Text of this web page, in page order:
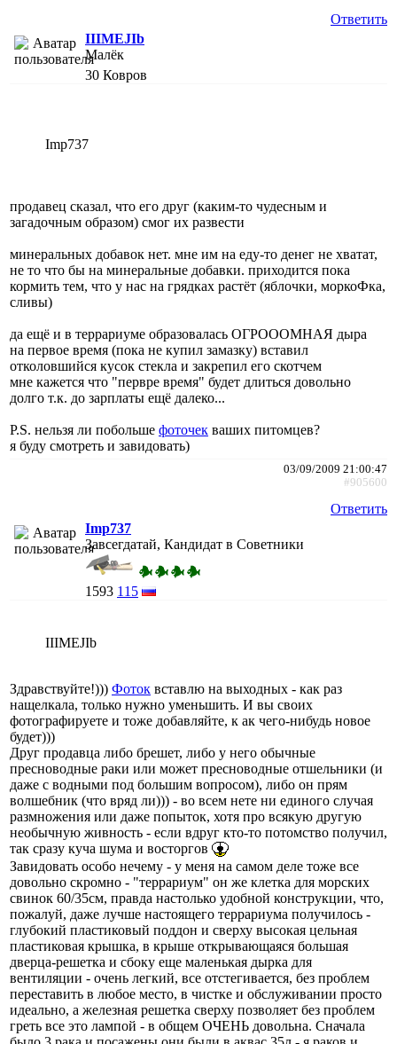
Ответить
IIIMEJIb
Малёк
30 Ковров
Imp737
продавец сказал, что его друг (каким-то чудесным и
загадочным образом) смог их развести
минеральных добавок нет. мне им на еду-то денег не хватат,
не то что бы на минеральные добавки. приходится пока
кормить тем, что у нас на грядках растёт (яблочки, моркоФка,
сливы)
да ещё и в террариуме образовалась ОГРОООМНАЯ дыра
на первое время (пока не купил замазку) вставил
отколовшийся кусок стекла и закрепил его скотчем
мне кажется что "первре время" будет длиться довольно
долго т.к. до зарплаты ещё далеко...
P.S. нельзя ли побольше фоточек ваших питомцев?
я буду смотреть и завидовать)
03/09/2009 21:00:47
#905600
Ответить
Imp737
Завсегдатай, Кандидат в Советники
1593 115
IIIMEJIb
Здравствуйте!))) Фоток вставлю на выходных - как раз
нащелкала, только нужно уменьшить. И вы своих
фотографируете и тоже добавляйте, к ак чего-нибудь новое
будет)))
Друг продавца либо брешет, либо у него обычные
пресноводные раки или может пресноводные отшельники (и
даже с водными под большим вопросом), либо он прям
волшебник (что вряд ли))) - во всем нете ни единого случая
размножения или даже попыток, хотя про всякую другую
необычную живность - если вдруг кто-то потомство получил,
так сразу куча шума и восторгов
Завидовать особо нечему - у меня на самом деле тоже все
довольно скромно - "террариум" он же клетка для морских
свинок 60/35см, правда настолько удобной конструкции, что,
пожалуй, даже лучше настоящего террариума получилось -
глубокий пластиковый поддон и сверху высокая цельная
пластиковая крышка, в крыше открывающаяся большая
дверца-решетка и сбоку еще маленькая дырка для
вентиляции - очень легкий, все отстегивается, без проблем
переставить в любое место, в чистке и обслуживании просто
идеально, а железная решетка сверху позволяет без проблем
греть все это лампой - в общем ОЧЕНЬ довольна. Сначала